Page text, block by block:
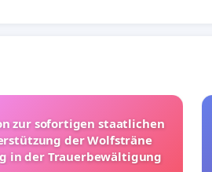
zur sofortigen staatlichen
der Wolfsträne
in der Trauerbewältigung